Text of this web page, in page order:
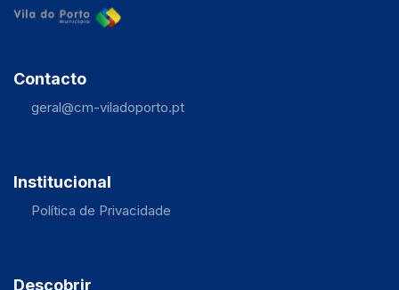
Contacto
geral@cm-viladoporto.pt
Institucional
Política de Privacidade
Descobrir